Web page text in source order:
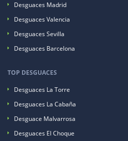
Desguaces Madrid
Desguaces Valencia
Desguaces Sevilla
Desguaces Barcelona
TOP DESGUACES
Desguaces La Torre
Desguaces La Cabaña
Desguace Malvarrosa
Desguaces El Choque